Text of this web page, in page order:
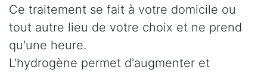
Ce traitement se fait à votre domicile ou
tout autre lieu de votre choix et ne prend
qu'une heure.
L'hydrogène permet d'augmenter et